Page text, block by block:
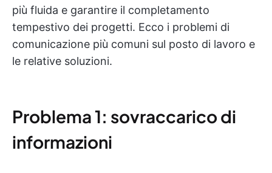
più fluida e garantire il completamento
tempestivo dei progetti. Ecco i problemi di
comunicazione più comuni sul posto di lavoro e
le relative soluzioni.
Problema 1: sovraccarico di
informazioni